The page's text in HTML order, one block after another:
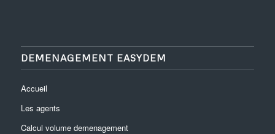
DEMENAGEMENT EASYDEM
Accueil
Les agents
Calcul volume demenagement